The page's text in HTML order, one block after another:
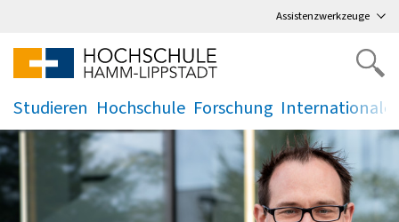
Assistenzwerkzeuge
Studieren
.
Hochschule
.
Forschung
. .